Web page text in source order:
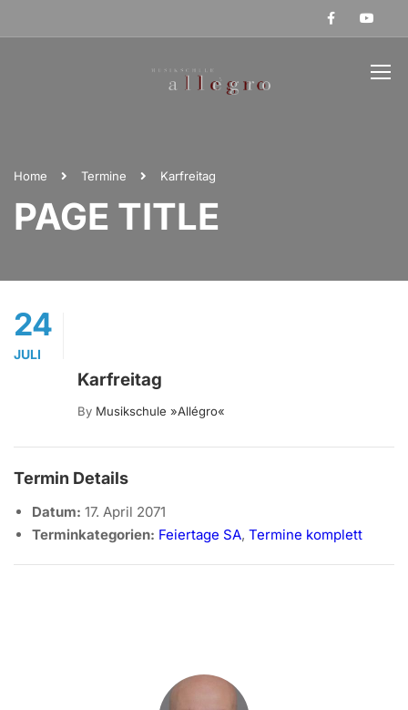
Home Termine Karfreitag
PAGE TITLE
24
JULI
Karfreitag
By Musikschule »allégro«
Termin Details
Datum: 17. April 2071
Terminkategorien: Feiertage SA, Termine komplett